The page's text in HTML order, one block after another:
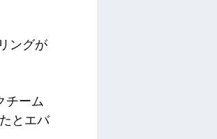
ングが
チーム
とエバ